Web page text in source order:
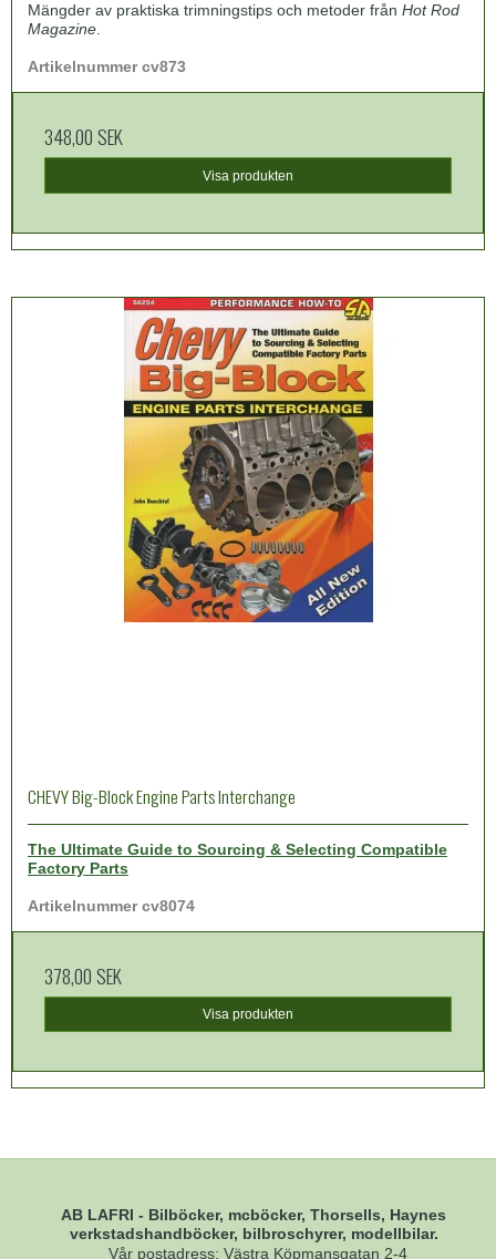
Mängder av praktiska trimningstips och metoder från Hot Rod
Magazine.
Artikelnummer cv873
348,00 SEK
Visa produkten
CHEVY Big-Block Engine Parts Interchange
The Ultimate Guide to Sourcing & Selecting Compatible
Factory Parts
Artikelnummer cv8074
378,00 SEK
Visa produkten
AB LAFRI - Bilböcker, mcböcker, Thorsells, Haynes
verkstadshandböcker, bilbroschyrer, modellbilar.
Vår postadress: Västra Köpmansgatan 2-4